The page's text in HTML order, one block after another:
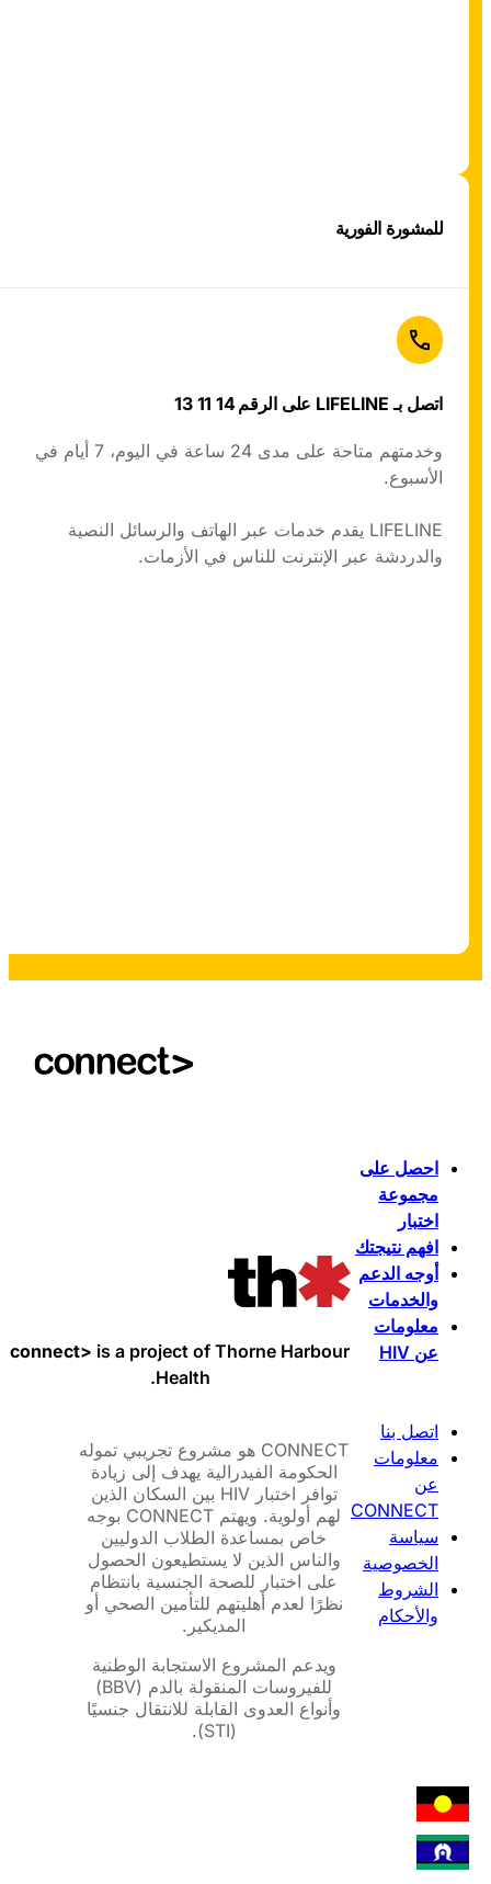
للمشورة الفورية
اتصل بـ LIFELINE على الرقم 14 11 13
وخدمتهم متاحة على مدى 24 ساعة في اليوم، 7 أيام في
الأسبوع.
LIFELINE يقدم خدمات عبر الهاتف والرسائل النصية
والدردشة عبر الإنترنت للناس في الأزمات.
احصل على
مجموعة
افهم نتيجتك
أوجه الدعم
والخدمات
معلومات
اتصل بنا
معلومات
CONNECT
سياسة
الخصوصية
الشروط
والأحكام
connect>is a project of Thorne Harbour
Health.
CONNECT هو مشروع تجريبي تموله
الحكومة الفيدرالية يهدف إلى زيادة
توافر اختبار HIV بين السكان الذين
لهم أولوية. ويهتم CONNECT بوجه
خاص بمساعدة الطلاب الدوليين
والناس الذين لا يستطيعون الحصول
على اختبار للصحة الجنسية بانتظام
نظرًا لعدم أهليتهم للتأمين الصحي أو
المديكير.
ويدعم المشروع الاستجابة الوطنية
للفيروسات المنقولة بالدم (BBV)
وأنواع العدوى القابلة للانتقال جنسيًا